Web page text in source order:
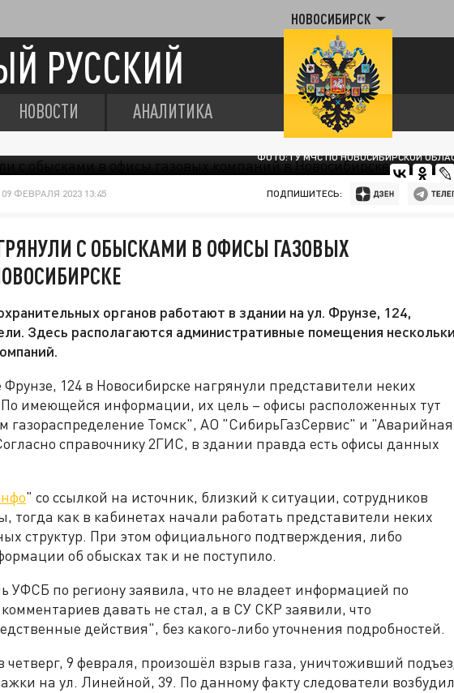
НОВОСИБИРСК
РУССКИЙ
НОВОСТИ АНАЛИТИКА
ФОТО: ГУ МЧС ПО НОВОСИБИРСКОЙ
09 ФЕВРАЛЯ 2023 13:45 ПОДПИШИТЕСЬ:
С ОБЫСКАМИ В ОФИСЫ ГАЗОВЫХ
органов работают в здании на ул. Фрунзе, 124,
Здесь располагаются административные помещения
124 в Новосибирске нагрянули представители неких
По имеющейся информации, их цель – офисы расположенных тут
газораспределение Томск", АО "СибирьГазСервис" и "Аварийная
справочнику 2ГИС, в здании правда есть офисы данных
" со ссылкой на источник, близкий к ситуации, сотрудников
тогда как в кабинетах начали работать представители неких
структур. При этом официального подтверждения, либо
об обысках так и не поступило.
УФСБ по региону заявила, что не владеет информацией по
давать не стал, а в СУ СКР заявили, что
действия", без какого-либо уточнения подробностей.
9 февраля, произошёл взрыв газа, уничтоживший
на ул. Линейной, 39. По данному факту следователи